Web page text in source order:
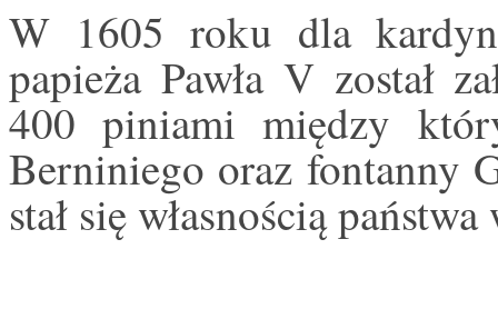
W 1605 roku dla
papieża Pawła V został
400 piniami między
Berniniego oraz fontanny
stał się własnością